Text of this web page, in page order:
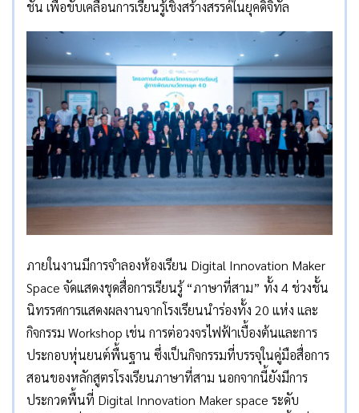
ชั้น เพื่อขับเคลื่อนการเรียนรู้เชิงสร้างสรรค์ในยุคดิจิทัล
ภายในงานมีการจำลองห้องเรียน Digital Innovation Maker
Space จัดแสดงชุดสื่อการเรียนรู้ “ภาษาที่สาม” ทั้ง 4 ช่วงชั้น
นิทรรศการแสดงผลงานจากโรงเรียนนำร่องทั้ง 20 แห่ง และ
กิจกรรม Workshop เช่น การต่อวงจรไฟฟ้าเบื้องต้นและการ
ประกอบหุ่นยนต์พื้นฐาน ซึ่งเป็นกิจกรรมที่บรรจุในคู่มือสื่อการ
สอนของหลักสูตรโรงเรียนภาษาที่สาม นอกจากนี้ยังมีการ
ประกวดพื้นที่ Digital Innovation Maker space ระดับ